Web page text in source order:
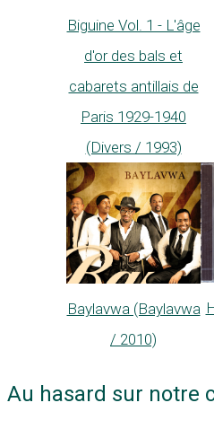
Biguine Vol. 1 - L'âge
d'or des bals et
cabarets antillais de
Paris 1929-1940
(Divers / 1993)
Baylavwa (Baylavwa
/ 2010)
Au hasard sur notre